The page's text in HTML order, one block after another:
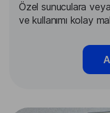
Özel sunuculara
ve kullanımı kolay